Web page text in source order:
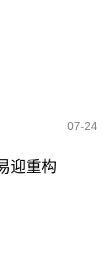
07-24
迎重构